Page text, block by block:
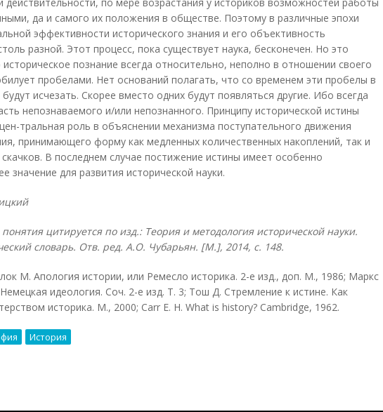
да и самого их положения в обществе. Поэтому в различные эпохи
эффективности исторического знания и его объективность
разной. Этот процесс, пока существует наука, бесконечен. Но это
историческое познание всегда относительно, неполно в отношении своего
пробелами. Нет оснований полагать, что со временем эти пробелы в
исчезать. Скорее вместо одних будут появляться другие. Ибо всегда
непознаваемого и/или непознанного. Принципу исторической истины
тральная роль в объяснении механизма поступательного движения
принимающего форму как медленных количественных накоплений, так и
В последнем случае постижение истины имеет особенно
значение для развития исторической науки.
цитируется по изд.: Теория и методология исторической науки.
словарь. Отв. ред. А.О. Чубарьян. [М.], 2014, с. 148.
М. Апология истории, или Ремесло историка. 2-е изд., доп. М., 1986; Маркс
идеология. Соч. 2-е изд. Т. 3; Тош Д. Стремление к истине. Как
историка. М., 2000; Carr E. H. What is history? Cambridge, 1962.
История